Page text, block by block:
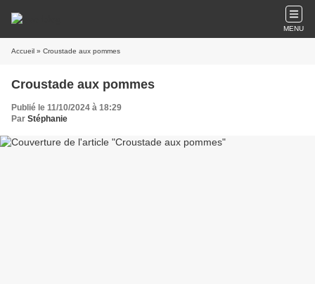
MENU
Accueil » Croustade aux pommes
Croustade aux pommes
Publié le 11/10/2024 à 18:29
Par Stéphanie